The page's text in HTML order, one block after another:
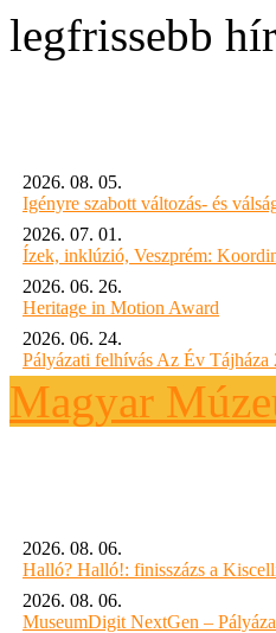
legfrissebb
2026. 08. 05.
Igényre szabott változás- és
2026. 07. 01.
Ízek, inklúzió, Veszprém:
2026. 06. 26.
Heritage in Motion Award
2026. 06. 24.
Pályázati felhívás Az Év Tájháza
Magyar
2026. 08. 06.
Halló? Halló!: finisszázs a
2026. 08. 06.
MuseumDigit NextGen –